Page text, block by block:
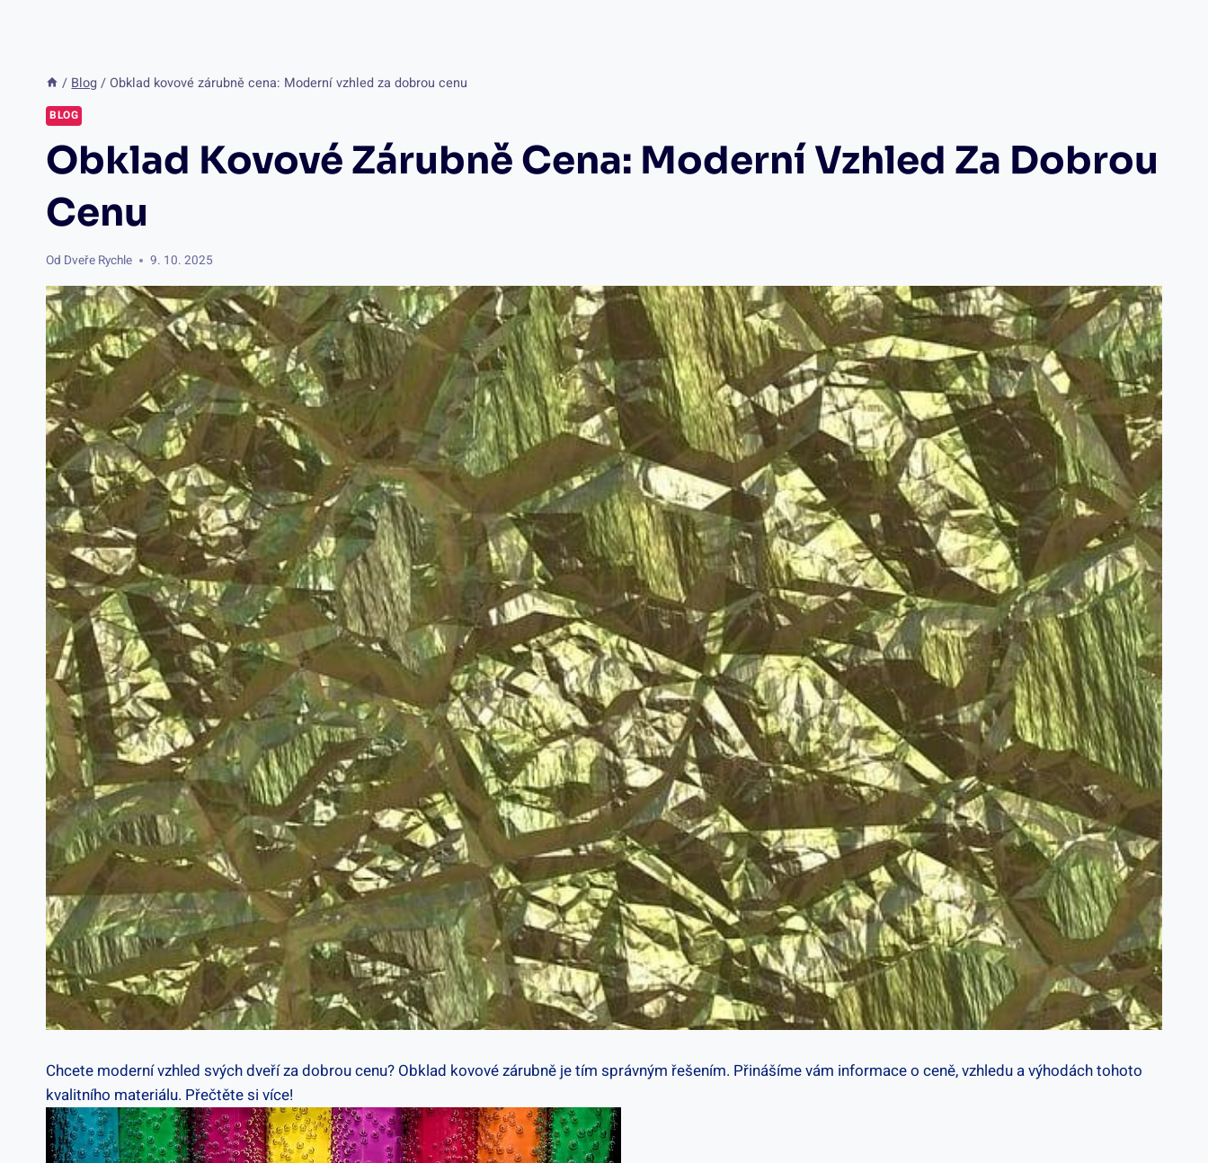
/ Blog / Obklad kovové zárubně cena: Moderní vzhled za dobrou cenu
BLOG
Obklad Kovové Zárubně Cena: Moderní Vzhled Za Dobrou
Cenu
Od Dveře Rychle 9. 10. 2025
Chcete moderní vzhled svých dveří za dobrou cenu? Obklad kovové zárubně je tím správným řešením. Přinášíme vám informace o ceně, vzhledu a výhodách tohoto
kvalitního materiálu. Přečtěte si více!